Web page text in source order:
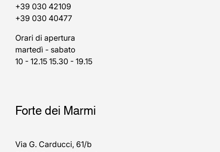
+39 030 42109
+39 030 40477
Orari di apertura
martedì - sabato
10 - 12.15 15.30 - 19.15
Forte dei Marmi
Via G. Carducci, 61/b